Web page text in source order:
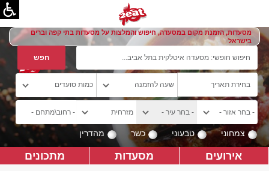
מסעדות, הזמנת מקום במסעדה, חיפוש והמלצות על מסעדות בתי קפה וברים
בישראל
צמחוני טבעוני כשר מהדרין
אירועים מסעדות מתכונים